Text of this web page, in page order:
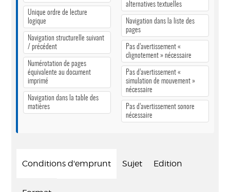
Unique ordre de lecture
logique
Navigation structurelle suivant
/ précédent
Numérotation de pages
équivalente au document
imprimé
Navigation dans la table des
matières
alternatives textuelles
Navigation dans la liste des
pages
Pas d’avertissement «
clignotement » nécessaire
Pas d’avertissement «
simulation de mouvement »
nécessaire
Pas d’avertissement sonore
nécessaire
Conditions d'emprunt Sujet Edition